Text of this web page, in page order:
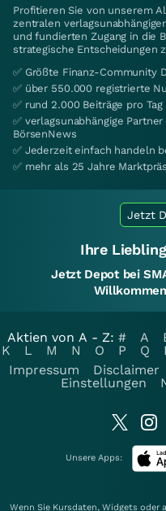
Profitieren Sie von unserem
zentralen
und fundierten Zugang in die
strategische Entscheidungen
✅ Größte Finanz-Community
✅ über 550.000 registrierte
✅ rund 2.000 Beiträge pro Tag
✅ verlagsunabhängige
BörsenNews
✅ Jederzeit einfach handeln
✅ mehr als 25 Jahre
Jetzt
Ihre
Jetzt Depot bei
Aktien von A - Z: # A
K
L M N O P Q
Impressum
Disclaimer
Einstellungen
Unsere Apps:
Wenn Sie Kursdaten, Widgets